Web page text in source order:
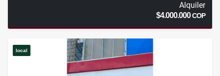
Alquiler
$4.000.000COP
local